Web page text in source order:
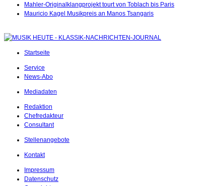
Mahler-Originalklangprojekt tourt von Toblach bis Paris
Mauricio Kagel Musikpreis an Manos Tsangaris
Startseite
Service
News-Abo
Mediadaten
Redaktion
Chefredakteur
Consultant
Stellenangebote
Kontakt
Impressum
Datenschutz